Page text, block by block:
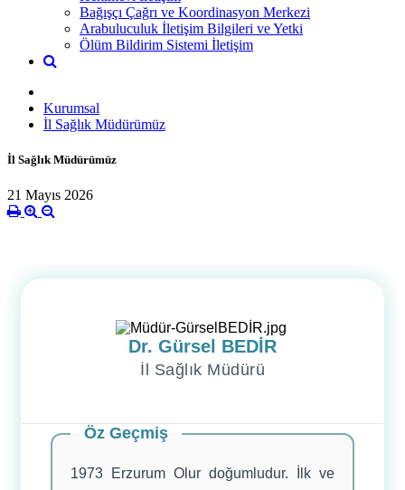
Bağışçı Çağrı ve Koordinasyon Merkezi
Arabuluculuk İletişim Bilgileri ve Yetki
Ölüm Bildirim Sistemi İletişim
Kurumsal
İl Sağlık Müdürümüz
İl Sağlık Müdürümüz
21 Mayıs 2026
Dr. Gürsel BEDİR
İl Sağlık Müdürü
Öz Geçmiş
1973 Erzurum Olur doğumludur. İlk ve